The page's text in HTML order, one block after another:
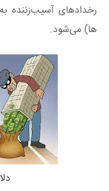
رخدادهای آسیب‌زننده
ها) می‌شود.